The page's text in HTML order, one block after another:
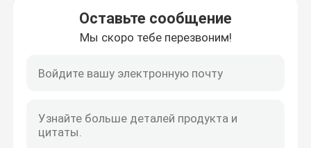
Медицинский принтер 3D
Оставьте сообщение
Мы скоро тебе перезвоним!